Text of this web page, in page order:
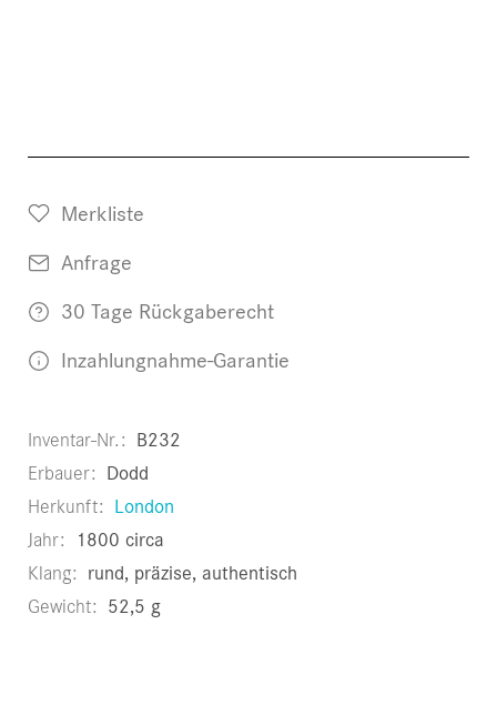
Merkliste
Anfrage
30 Tage Rückgaberecht
Inzahlungnahme-Garantie
Inventar-Nr. B232
Erbauer Dodd
Herkunft London
Jahr
1800 circa
Klang rund, präzise, authentisch
Gewicht 52,5 g